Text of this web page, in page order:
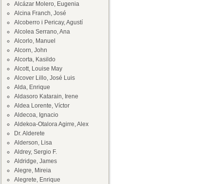
Alcázar Molero, Eugenia
Alcina Franch, José
Alcoberro i Pericay, Agustí
Alcolea Serrano, Ana
Alcorlo, Manuel
Alcorn, John
Alcorta, Kasildo
Alcott, Louise May
Alcover Lillo, José Luis
Alda, Enrique
Aldasoro Katarain, Irene
Aldea Lorente, Víctor
Aldecoa, Ignacio
Aldekoa-Otalora Agirre, Alex
Dr. Alderete
Alderson, Lisa
Aldrey, Sergio F.
Aldridge, James
Alegre, Mireia
Alegrete, Enrique